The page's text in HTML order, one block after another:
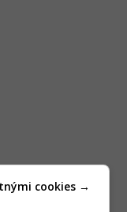
cookies →